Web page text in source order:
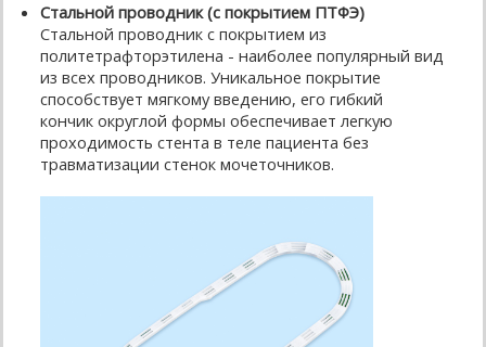
Стальной проводник (с покрытием ПТФЭ)
Стальной проводник с покрытием из
политетрафторэтилена - наиболее популярный вид
из всех проводников. Уникальное покрытие
способствует мягкому введению, его гибкий
кончик округлой формы обеспечивает легкую
проходимость стента в теле пациента без
травматизации стенок мочеточников.